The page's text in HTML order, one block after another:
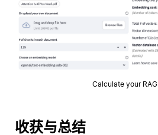
Calculate your
收获与总结